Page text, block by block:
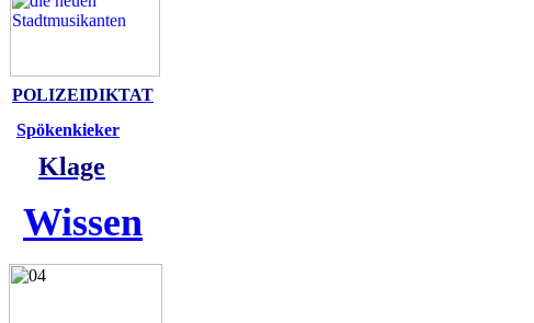
POLIZEIDIKTAT
Spökenkieker
Klage
Wissen